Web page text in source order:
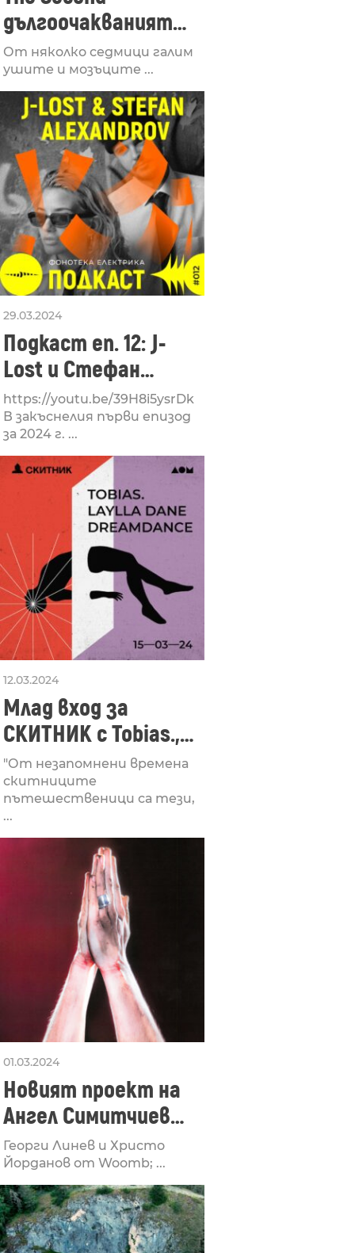
дългоочакваният
втори албум на scav
излезе за Mahorka
От няколко седмици галим
ушите и мозъците ...
29.03.2024
Подкаст еп. 12: J-
Lost и Стефан
Александров
https://youtu.be/39H8i5ysrDk
В закъснелия първи епизод
за 2024 г. ...
12.03.2024
Млад вход за
СКИТНИК с Tobias.,
Laylla Dane и
Dreamdance
"От незапомнени времена
скитниците
пътешественици са тези,
...
01.03.2024
Новият проект на
Ангел Симитчиев
ремиксира Woomb
Георги Линев и Христо
Йорданов от Woomb; ...